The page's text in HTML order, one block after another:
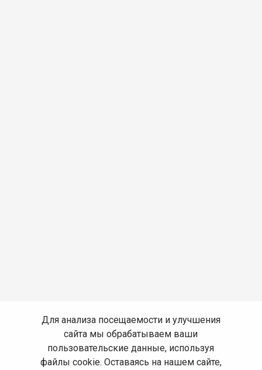
Для анализа посещаемости и улучшения
сайта мы обрабатываем ваши
пользовательские данные, используя
файлы cookie. Оставаясь на нашем сайте,